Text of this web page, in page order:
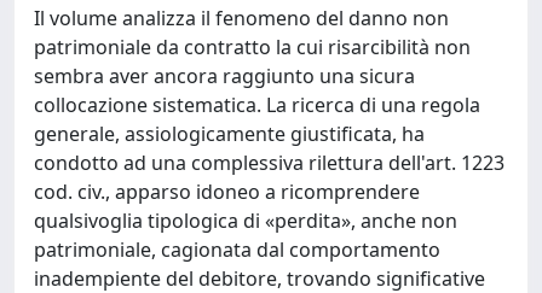
Il volume analizza il fenomeno del danno non
patrimoniale da contratto la cui risarcibilità non
sembra aver ancora raggiunto una sicura
collocazione sistematica. La ricerca di una regola
generale, assiologicamente giustificata, ha
condotto ad una complessiva rilettura dell'art. 1223
cod. civ., apparso idoneo a ricomprendere
qualsivoglia tipologica di «perdita», anche non
patrimoniale, cagionata dal comportamento
inadempiente del debitore, trovando significative